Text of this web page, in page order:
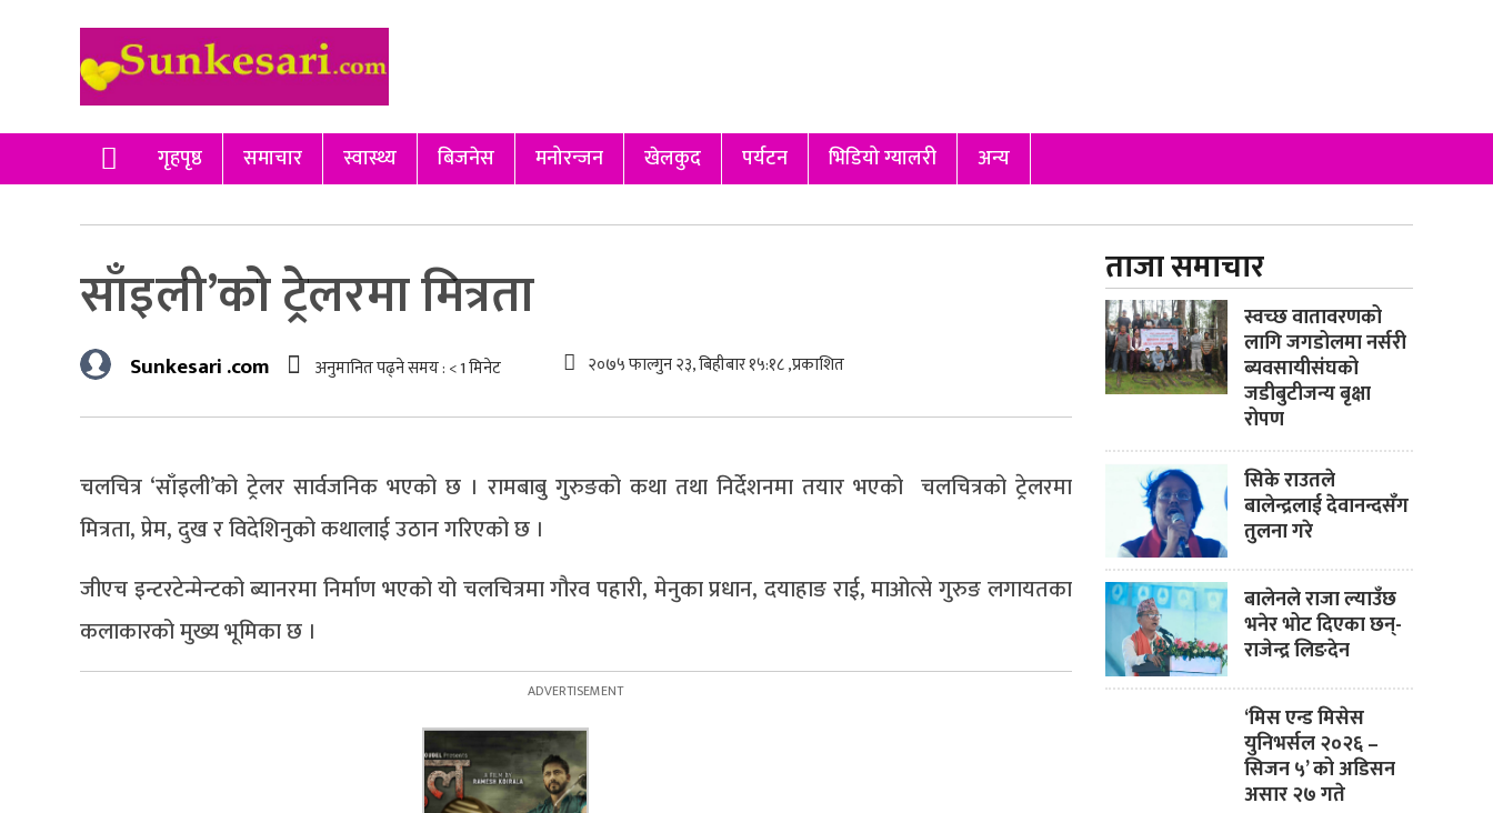
गृहपृष्ठ समाचार स्वास्थ्य बिजनेस मनोरन्जन खेलकुद पर्यटन भिडियो ग्यालरी अन्य
साँइली’को ट्रेलरमा मित्रता
Sunkesari .com २०७५ फाल्गुन २३, बिहीबार १५:१८ ,प्रकाशित
अनुमानित पढ्ने समय : < 1मिनेट
चलचित्र ‘साँइली’को ट्रेलर सार्वजनिक भएको छ । रामबाबु गुरुङको कथा तथा निर्देशनमा तयार भएको चलचित्रको ट्रेलरमा
मित्रता, प्रेम, दुख र विदेशिनुको कथालाई उठान गरिएको छ ।
जीएच इन्टरटेन्मेन्टको ब्यानरमा निर्माण भएको यो चलचित्रमा गौरव पहारी, मेनुका प्रधान, दयाहाङ राई, माओत्से गुरुङ लगायतका
कलाकारको मुख्य भूमिका छ ।
ताजा समाचार
स्वच्छ वातावरणको
लागि जगडोलमा नर्सरी
ब्यवसायीसंघको
जडीबुटीजन्य बृक्षा
रोपण
सिके राउतले
बालेन्द्रलाई देवानन्दसँग
तुलना गरे
बालेनले राजा ल्याउँछ
भनेर भोट दिएका छन्-
राजेन्द्र लिङदेन
‘मिस एन्ड मिसेस
युनिभर्सल २०२६ –
सिजन ५’ को अडिसन
असार २७ गते